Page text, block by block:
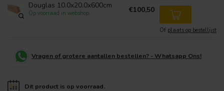
Douglas 10.0x20.0x600cm
Op voorraad in webshop €100,50
Of plaats op bestellijst
Vragen of grotere aantallen bestellen? - Whatsapp Ons!
Dit product is op voorraad.